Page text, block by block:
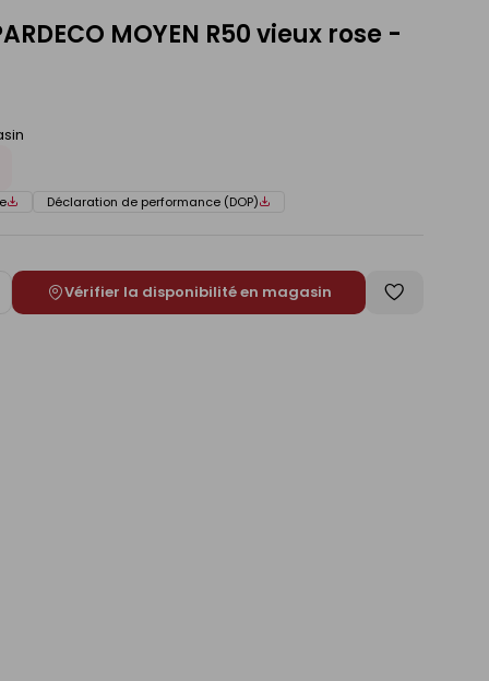
MOYEN R50 vieux rose -
Déclaration de performance (DOP)
Vérifier la disponibilité en magasin
Enregistrer